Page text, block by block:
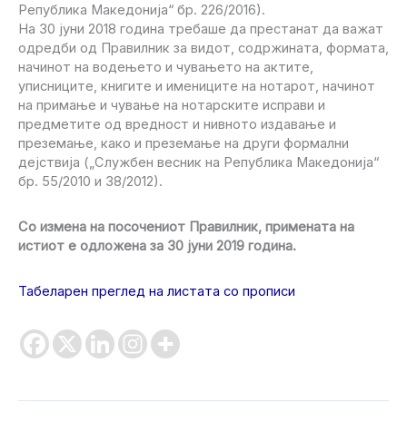
Република Македонија“ бр. 226/2016).
На 30 јуни 2018 година требаше да престанат да важат
одредби од Правилник за видот, содржината, формата,
начинот на водењето и чувањето на актите,
уписниците, книгите и имениците на нотарот, начинот
на примање и чување на нотарските исправи и
предметите од вредност и нивното издавање и
преземање, како и преземање на други формални
дејствија („Службен весник на Република Македонија“
бр. 55/2010 и 38/2012).
Со измена на посочениот Правилник, примената на
истиот е одложена за 30 јуни 2019 година.
Табеларен преглед на листата со прописи